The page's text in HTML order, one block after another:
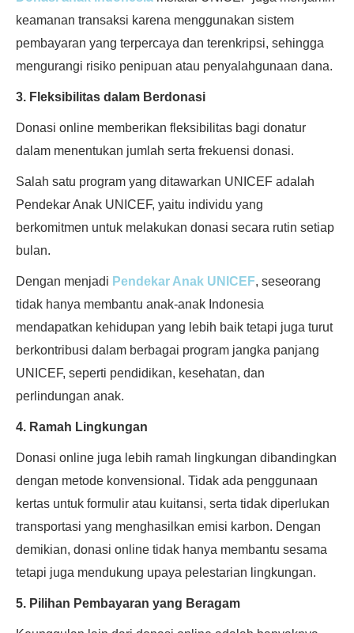
keamanan transaksi karena menggunakan sistem
pembayaran yang terpercaya dan terenkripsi, sehingga
mengurangi risiko penipuan atau penyalahgunaan dana.
3. Fleksibilitas dalam Berdonasi
Donasi online memberikan fleksibilitas bagi donatur
dalam menentukan jumlah serta frekuensi donasi.
Salah satu program yang ditawarkan UNICEF adalah
Pendekar Anak UNICEF, yaitu individu yang
berkomitmen untuk melakukan donasi secara rutin setiap
bulan.
Dengan menjadi Pendekar Anak UNICEF, seseorang
tidak hanya membantu anak-anak Indonesia
mendapatkan kehidupan yang lebih baik tetapi juga turut
berkontribusi dalam berbagai program jangka panjang
UNICEF, seperti pendidikan, kesehatan, dan
perlindungan anak.
4. Ramah Lingkungan
Donasi online juga lebih ramah lingkungan dibandingkan
dengan metode konvensional. Tidak ada penggunaan
kertas untuk formulir atau kuitansi, serta tidak diperlukan
transportasi yang menghasilkan emisi karbon. Dengan
demikian, donasi online tidak hanya membantu sesama
tetapi juga mendukung upaya pelestarian lingkungan.
5. Pilihan Pembayaran yang Beragam